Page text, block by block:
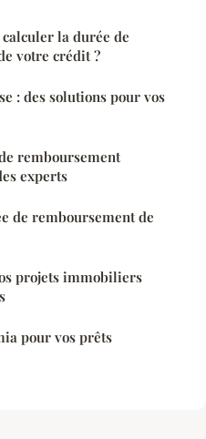
la durée de
votre crédit ?
: des solutions pour vos
remboursement
experts
de remboursement de
projets immobiliers
pour vos prêts